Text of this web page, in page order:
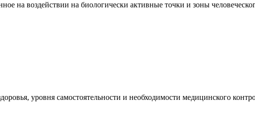
на воздействии на биологически активные точки и зоны
уровня самостоятельности и необходимости медицинского